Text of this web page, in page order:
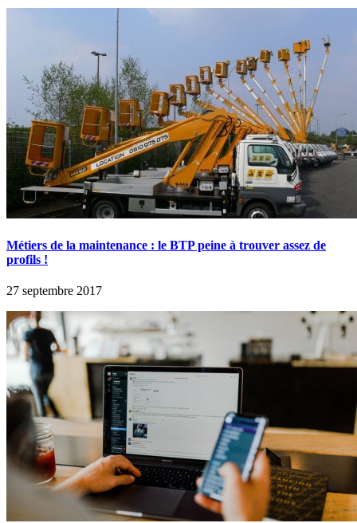
Métiers de la maintenance : le BTP peine à trouver assez de
profils !
27 septembre 2017